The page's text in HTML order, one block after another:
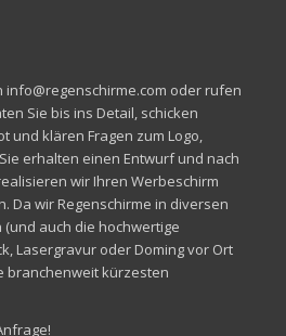
info@regenschirme.com oder rufen
Sie bis ins Detail, schicken
und klären Fragen zum Logo,
erhalten einen Entwurf und nach
wir Ihren Werbeschirm
Da wir Regenschirme in diversen
auch die hochwertige
Lasergravur oder Doming vor Ort
branchenweit kürzesten